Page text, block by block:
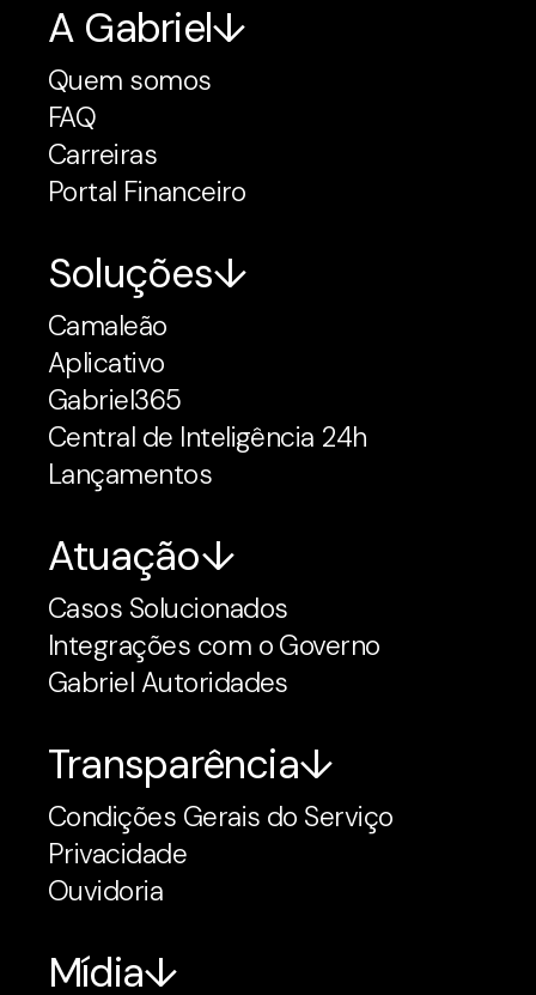
A Gabriel
Quem somos
FAQ
Carreiras
Portal Financeiro
Soluções
Camaleão
Aplicativo
Gabriel365
Central de Inteligência 24h
Lançamentos
Atuação
Casos Solucionados
Integrações com o Governo
Gabriel Autoridades
Transparência
Condições Gerais do Serviço
Privacidade
Ouvidoria
Mídia